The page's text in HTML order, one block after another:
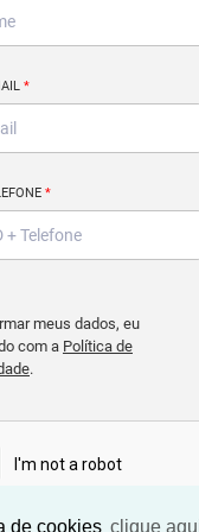
de cookies clique
*
*
meus dados, eu
com a Política de
.